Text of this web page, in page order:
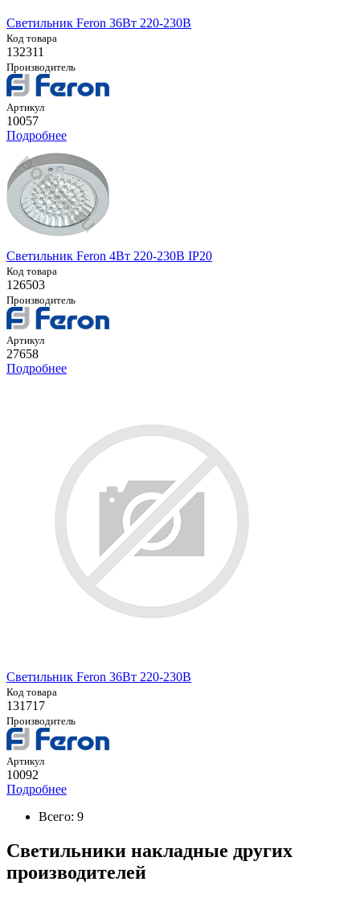
Светильник Feron 36Вт 220-230В
Код товара
132311
Производитель
Артикул
10057
Подробнее
Светильник Feron 4Вт 220-230В IP20
Код товара
126503
Производитель
Артикул
27658
Подробнее
Светильник Feron 36Вт 220-230В
Код товара
131717
Производитель
Артикул
10092
Подробнее
Всего: 9
Светильники накладные других
производителей